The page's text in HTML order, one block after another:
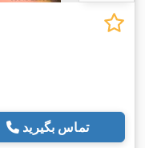
تماس بگیرید